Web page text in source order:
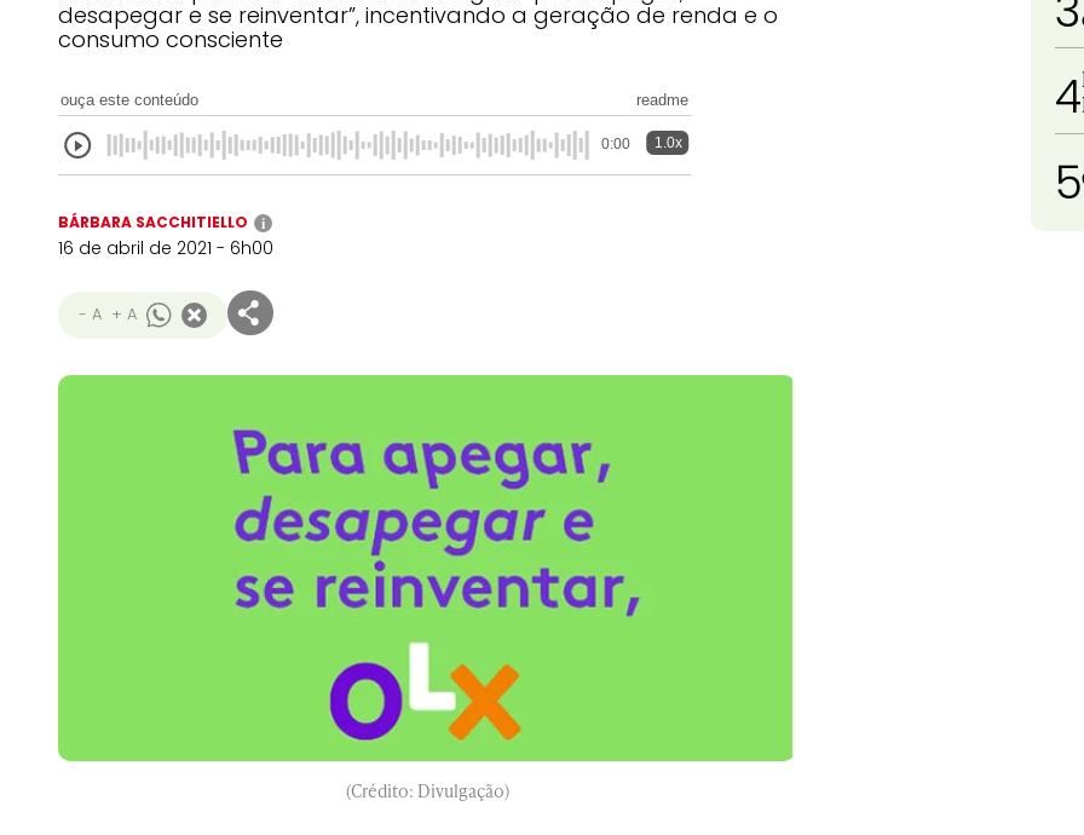
desapegar e se reinventar”, incentivando a geração de renda e o
consumo consciente
ouça este conteúdo readme
0:00 1.0x
BÁRBARA SACCHITIELLO i
16 de abril de 2021 - 6h00
- A + A
(Crédito: Divulgação)
4
5